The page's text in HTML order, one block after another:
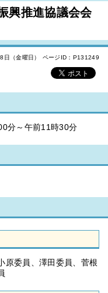
興推進協議会会
（金曜日） ページID：P131249
分～午前11時30分
原委員、澤田委員、菅根